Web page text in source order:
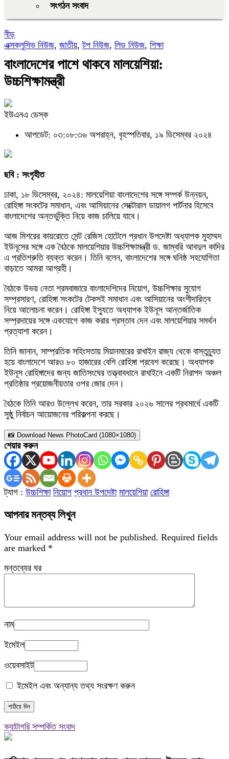
সংগঠন সংবাদ
নীড়
এক্সক্লুসিভ নিউজ, জাতীয়,টপ নিউজ, লিড নিউজ, শিক্ষা
বাংলাদেশের পাশে থাকবে মালয়েশিয়া:
উচ্চশিক্ষামন্ত্রী
ইউএনএ ডেস্ক
আপডেট: ০৩:০৮:৩৬ অপরাহ্ন, বৃহস্পতিবার, ১৯ ডিসেম্বর ২০২৪
ছবি : সংগৃহীত
ঢাকা, ১৮ ডিসেম্বর, ২০২৪: মালয়েশিয়া বাংলাদেশের সঙ্গে সম্পর্ক উন্নয়ন,
রোহিঙ্গা সংকটের সমাধান, এবং আসিয়ানের সেক্টোরাল ডায়ালগ পার্টনার হিসেবে
বাংলাদেশের অন্তর্ভুক্তি নিয়ে কাজ চালিয়ে যাবে।
আজ মিশরের কায়রোতে সেন্ট রেজিস হোটেলে প্রধান উপদেষ্টা অধ্যাপক মুহাম্মদ
ইউনূসের সঙ্গে এক বৈঠকে মালয়েশিয়ার উচ্চশিক্ষামন্ত্রী ড. জাম্বরি আবদুল কাদির
এ প্রতিশ্রুতি ব্যক্ত করেন। তিনি বলেন, বাংলাদেশের সঙ্গে ঘনিষ্ঠ সহযোগিতা
বাড়াতে আমরা আগ্রহী।
বৈঠকে উভয় নেতা শ্রমবাজারে বাংলাদেশিদের নিয়োগ, উচ্চশিক্ষার সুযোগ
সম্প্রসারণ, রোহিঙ্গা সংকটের টেকসই সমাধান এবং আসিয়ানের অংশীদারিত্ব
নিয়ে আলোচনা করেন। রোহিঙ্গা ইস্যুতে অধ্যাপক ইউনূস আন্তর্জাতিক
সম্প্রদায়ের সঙ্গে একযোগে কাজ করার প্রস্তাব দেন এবং মালয়েশিয়ার সমর্থন
প্রত্যাশা করেন।
তিনি জানান, সাম্প্রতিক সহিংসতায় মিয়ানমারের রাখাইন রাজ্য থেকে বাস্তুচ্যুত
হয়ে বাংলাদেশে আরও ৮০ হাজারের বেশি রোহিঙ্গা প্রবেশ করেছে। অধ্যাপক
ইউনূস রোহিঙ্গাদের জন্য জাতিসংঘের তত্ত্বাবধানে রাখাইনে একটি নিরাপদ অঞ্চল
প্রতিষ্ঠার প্রয়োজনীয়তার ওপর জোর দেন।
বৈঠকে তিনি আরও উল্লেখ করেন, তার সরকার ২০২৬ সালের প্রথমার্ধে একটি
সুষ্ঠু নির্বাচন আয়োজনের পরিকল্পনা করছে।
📸 Download News PhotoCard (1080×1080)
শেয়ার করুন
ট্যাগ : উচ্চশিক্ষা নিয়োগ প্রধান উপদেষ্টা মালয়েশিয়া রোহিঙ্গা
আপনার মন্তব্য লিখুন
Your email address will not be published. Required fields
are marked *
মন্তব্যের ঘর
নাম
ইমেইল
ওয়েবসাইট
ইমেইল এবং অন্যান্য তথ্য সংরক্ষণ করুন
ক্যাটাগরি সম্পর্কিত সংবাদ